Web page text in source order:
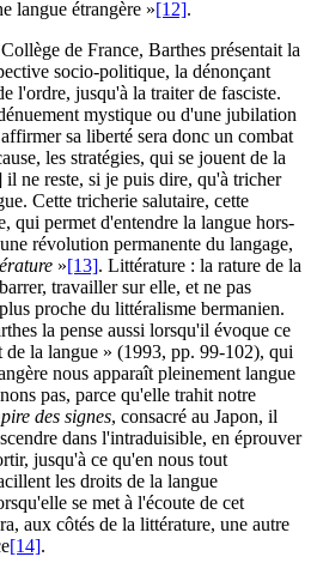
langue étrangère »[12].
de France, Barthes présentait la
socio-politique, la dénonçant
l'ordre, jusqu'à la traiter de fasciste.
mystique ou d'une jubilation
sa liberté sera donc un combat
les stratégies, qui se jouent de la
ne reste, si je puis dire, qu'à tricher
Cette tricherie salutaire, cette
qui permet d'entendre la langue hors-
révolution permanente du langage,
»[13]. Littérature : la rature de la
travailler sur elle, et ne pas
proche du littéralisme bermanien.
la pense aussi lorsqu'il évoque ce
la langue » (1993, pp. 99-102), qui
nous apparaît pleinement langue
pas, parce qu'elle trahit notre
des signes, consacré au Japon, il
dans l'intraduisible, en éprouver
jusqu'à ce qu'en nous tout
les droits de la langue
se met à l'écoute de cet
aux côtés de la littérature, une autre
[14].